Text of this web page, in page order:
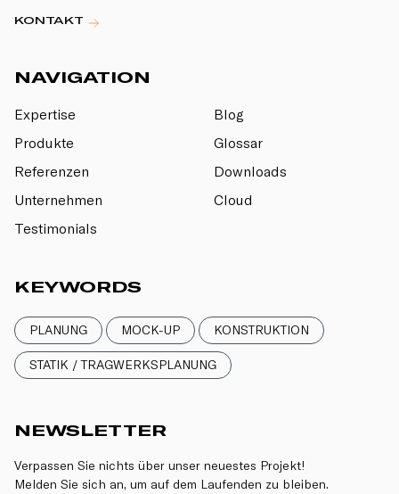
KONTAKT
NAVIGATION
Expertise
Produkte
Referenzen
Unternehmen
Testimonials
Blog
Glossar
Downloads
Cloud
KEYWORDS
PLANUNG MOCK-UP KONSTRUKTION
STATIK / TRAGWERKSPLANUNG
NEWSLETTER
Verpassen Sie nichts über unser neuestes Projekt!
Melden Sie sich an, um auf dem Laufenden zu bleiben.